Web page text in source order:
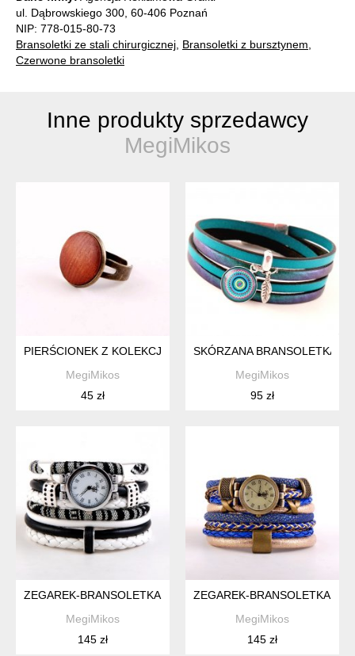
ul. Dąbrowskiego 300, 60-406 Poznań
NIP: 778-015-80-73
Bransoletki ze stali chirurgicznej, Bransoletki z bursztynem,
Czerwone bransoletki
Inne produkty sprzedawcy
MegiMikos
PIERŚCIONEK Z KOLEKCJI WOOD, Z DREWNIANYM OCZKIEM
MegiMikos
45 zł
SKÓRZANA BRANSOLETKA Z
MegiMikos
95 zł
ZEGAREK-BRANSOLETKA CZARNO- BIAŁY
MegiMikos
145 zł
ZEGAREK-BRANSOLETKA W
MegiMikos
145 zł